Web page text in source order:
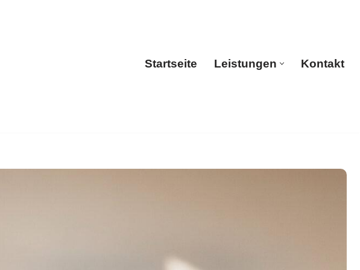
Startseite Leistungen Kontakt
Startseite Leistungen Kontakt
Versicherungsschutz, Versicherungsmakler,